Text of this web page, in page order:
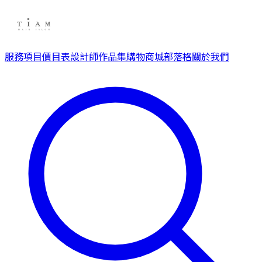
服務項目價目表設計師作品集購物商城部落格關於我們